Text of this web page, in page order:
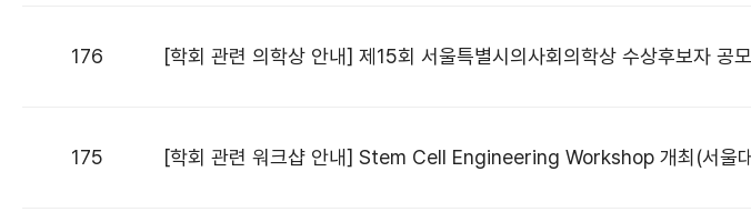
176 [학회 관련 의학상 안내] 제15회 서울특별시의사회의학상 수상후보자 공
175 [학회 관련 워크샵 안내] Stem Cell Engineering Workshop 개최(서울